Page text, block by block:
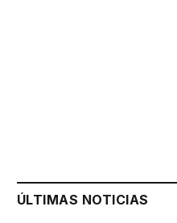
ÚLTIMAS NOTICIAS